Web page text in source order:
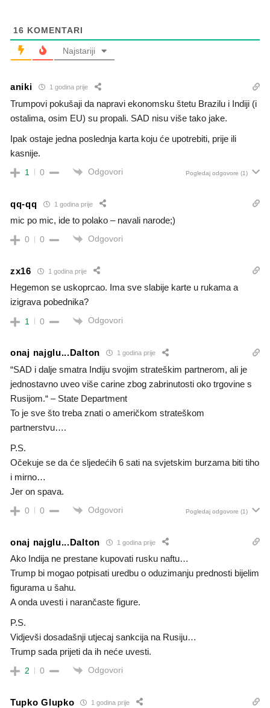
16 KOMENTARI
Najstariji
aniki 1 godina prije
Trumpovi pokušaji da napravi ekonomsku štetu Brazilu i Indiji (i
ostalima, osim EU) su propali. SAD nisu više tako jake.
Ipak ostaje jedna poslednja karta koju će upotrebiti, prije ili
kasnije.
1 0 Odgovori Pogledaj odgovore (1)
qq-qq 1 godina prije
mic po mic, ide to polako – navali narode;)
0 0 Odgovori
zx16 1 godina prije
Hegemon se uskoprcao. Ima sve slabije karte u rukama a
izigrava pobednika?
1 0 Odgovori
onaj najglu...Dalton 1 godina prije
“SAD i dalje smatra Indiju svojim strateškim partnerom, ali je
jednostavno uveo više carine zbog zabrinutosti oko trgovine s
Rusijom.“ – State Department
To je sve što treba znati o američkom strateškom
partnerstvu….
P.S.
Očekuje se da će sljedećih 6 sati na svjetskim burzama biti tiho
i mirno…
Jer on spava.
0 0 Odgovori Pogledaj odgovore (1)
onaj najglu...Dalton 1 godina prije
Ako Indija ne prestane kupovati rusku naftu…
Trump bi mogao potpisati uredbu o oduzimanju prednosti bijelim
figurama u šahu.
A onda uvesti i narančaste figure.
P.S.
Vidjevši dosadašnji utjecaj sankcija na Rusiju…
Trump sada prijeti da ih neće uvesti.
2 0 Odgovori
Tupko Glupko 1 godina prije